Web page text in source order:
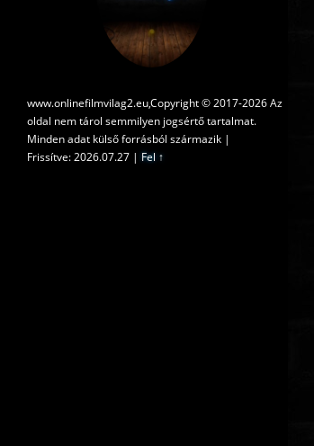
www.onlinefilmvilag2.eu,Copyright © 2017-2026 Az
oldal nem tárol semmilyen jogsértő tartalmat.
Minden adat külső forrásból származik |
Frissítve: 2026.07.27 | Fel ↑